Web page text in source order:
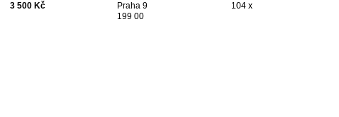
3 500 Kč
Praha 9
199 00
104 x